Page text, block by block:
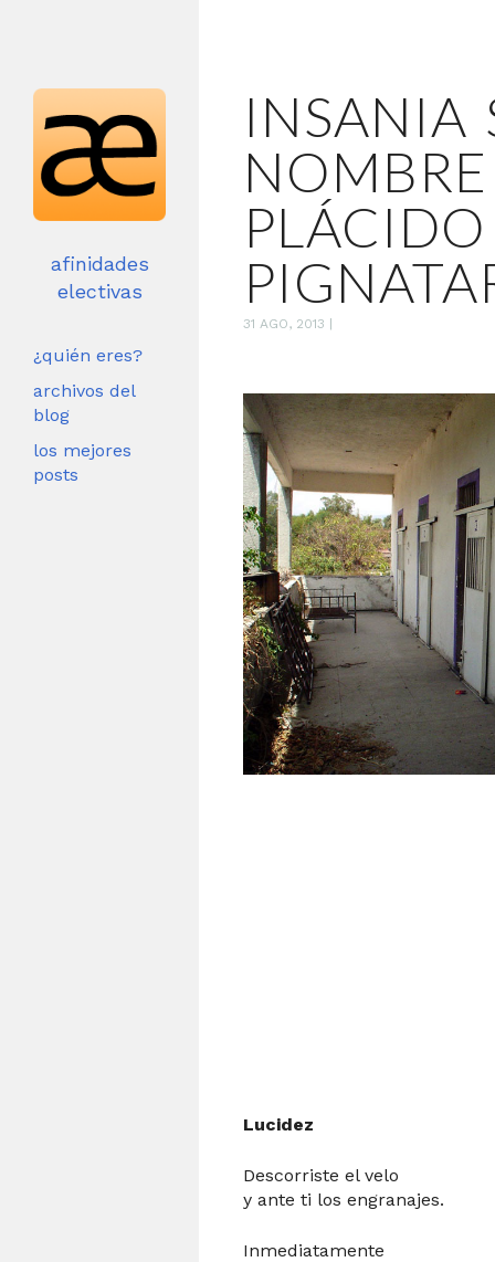
afinidades
electivas
¿quién eres?
archivos del
blog
los mejores
posts
INSANIA
PLÁCIDO
31 AGO, 2013
Lucidez
Descorriste el velo
y ante ti los engranajes.
Inmediatamente